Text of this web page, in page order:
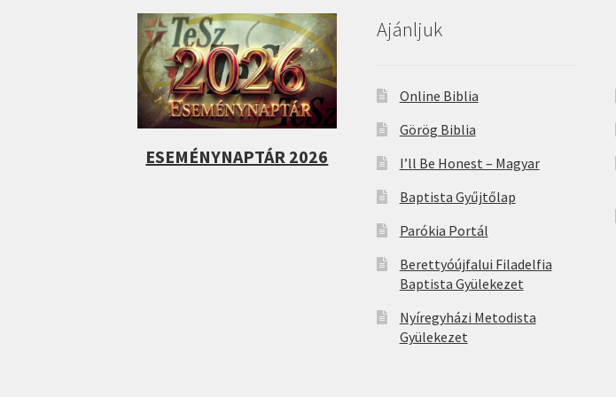
ESEMÉNYNAPTÁR 2026
Ajánljuk
Online Biblia
Görög Biblia
I’ll Be Honest – Magyar
Baptista Gyűjtőlap
Parókia Portál
Berettyóújfalui Filadelfia
Baptista Gyülekezet
Nyíregyházi Metodista
Gyülekezet